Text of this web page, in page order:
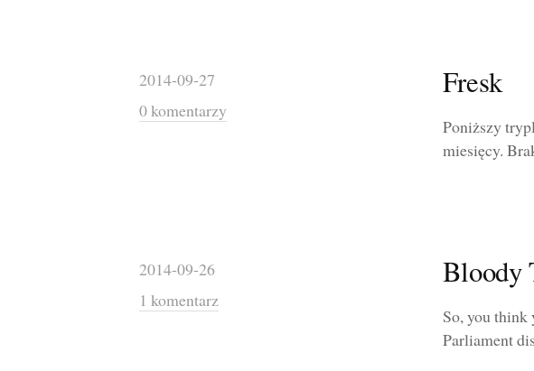
2014-09-27
0 komentarzy
Fresk
Poniższy
miesięcy.
2014-09-26
1 komentarz
Bloody
So, you think
Parliament